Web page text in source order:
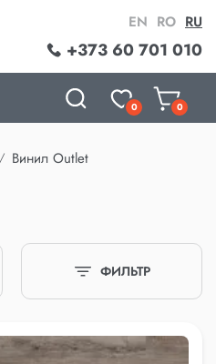
+373 60 701 010
EN RO RU
0 0
Винил Outlet
ФИЛЬТР